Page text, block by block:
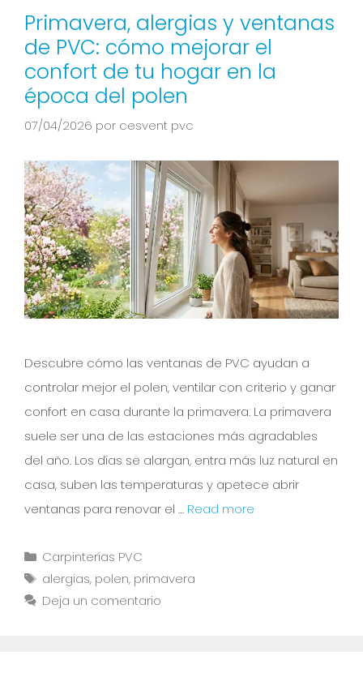
Primavera, alergias y ventanas
de PVC: cómo mejorar el
confort de tu hogar en la
época del polen
07/04/2026 por cesvent pvc
Descubre cómo las ventanas de PVC ayudan a
controlar mejor el polen, ventilar con criterio y ganar
confort en casa durante la primavera. La primavera
suele ser una de las estaciones más agradables
del año. Los días se alargan, entra más luz natural en
casa, suben las temperaturas y apetece abrir
ventanas para renovar el … Read more
Carpinterías PVC
alergias, polen, primavera
Deja un comentario